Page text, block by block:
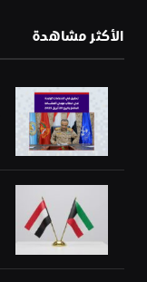
الأكثر مشاهدة